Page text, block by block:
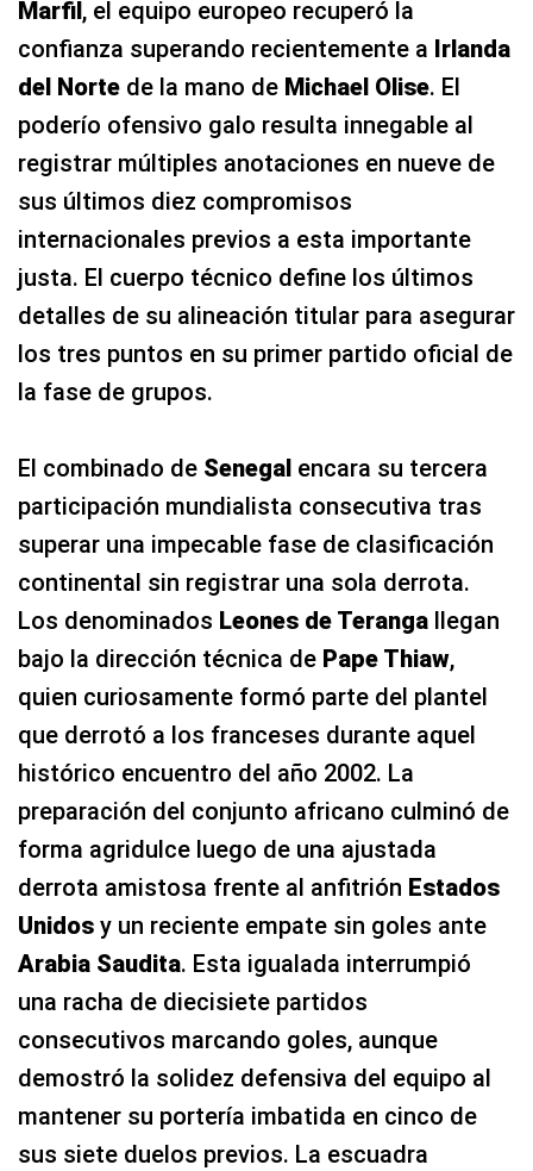
Marfil, el equipo europeo recuperó la
confianza superando recientemente a Irlanda
del Norte de la mano de Michael Olise. El
poderío ofensivo galo resulta innegable al
registrar múltiples anotaciones en nueve de
sus últimos diez compromisos
internacionales previos a esta importante
justa. El cuerpo técnico define los últimos
detalles de su alineación titular para asegurar
los tres puntos en su primer partido oficial de
la fase de grupos.
El combinado de Senegal encara su tercera
participación mundialista consecutiva tras
superar una impecable fase de clasificación
continental sin registrar una sola derrota.
Los denominados Leones de Teranga llegan
bajo la dirección técnica de Pape Thiaw,
quien curiosamente formó parte del plantel
que derrotó a los franceses durante aquel
histórico encuentro del año 2002. La
preparación del conjunto africano culminó de
forma agridulce luego de una ajustada
derrota amistosa frente al anfitrión Estados
Unidos y un reciente empate sin goles ante
Arabia Saudita. Esta igualada interrumpió
una racha de diecisiete partidos
consecutivos marcando goles, aunque
demostró la solidez defensiva del equipo al
mantener su portería imbatida en cinco de
sus siete duelos previos. La escuadra